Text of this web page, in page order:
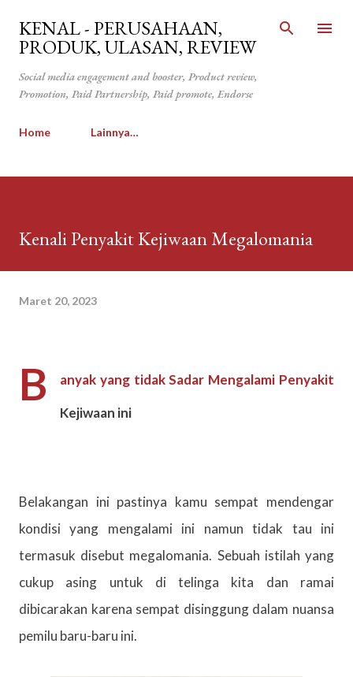
Langsung ke konten utama
KENAL - PERUSAHAAN,
PRODUK, ULASAN, REVIEW
Social media engagement and booster, Product review,
Promotion, Paid Partnership, Paid promote, Endorse
Home Lainnya…
Kenali Penyakit Kejiwaan Megalomania
Maret 20, 2023
B
anyak yang tidak Sadar Mengalami Penyakit
Kejiwaan ini
Belakangan ini pastinya kamu sempat mendengar
kondisi yang mengalami ini namun tidak tau ini
termasuk disebut megalomania. Sebuah istilah yang
cukup asing untuk di telinga kita dan ramai
dibicarakan karena sempat disinggung dalam nuansa
pemilu baru-baru ini.